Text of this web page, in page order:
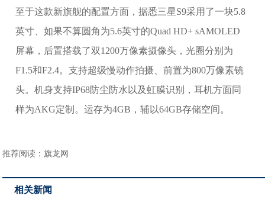
至于这款新旗舰的配置方面，据悉三星S9采用了一块5.8
英寸、如果不算圆角为5.6英寸的Quad HD+ sAMOLED
屏幕，后置搭载了双1200万像素摄像头，光圈分别为
F1.5和F2.4。支持超级慢动作拍摄、前置为800万像素镜
头。机身支持IP68防尘防水以及虹膜识别，耳机方面同
样为AKG定制。运存为4GB，辅以64GB存储空间。
推荐阅读：旗龙网
相关新闻